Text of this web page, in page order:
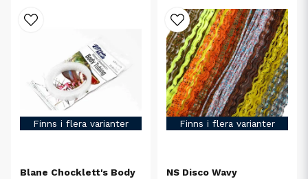
Finns i flera varianter
Blane Chocklett's Body
Finns i flera varianter
NS Disco Wavy